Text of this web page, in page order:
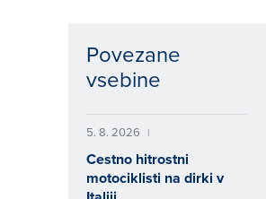
Povezane
vsebine
5. 8. 2026 |
Cestno hitrostni
motociklisti na dirki v